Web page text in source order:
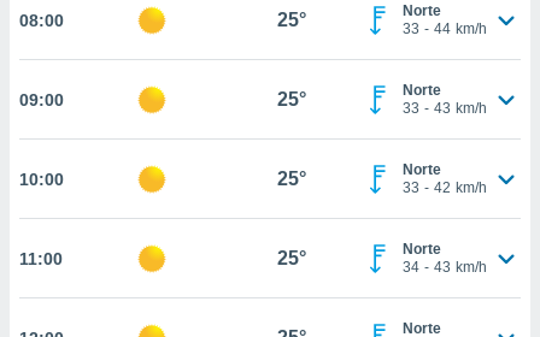
todas
nos
y análisis
como
y
en
08:00 25°
Norte
33 - 44 km/h
09:00 25°
Norte
33 - 43 km/h
10:00 25°
Norte
33 - 42 km/h
11:00 25°
Norte
34 - 43 km/h
Norte